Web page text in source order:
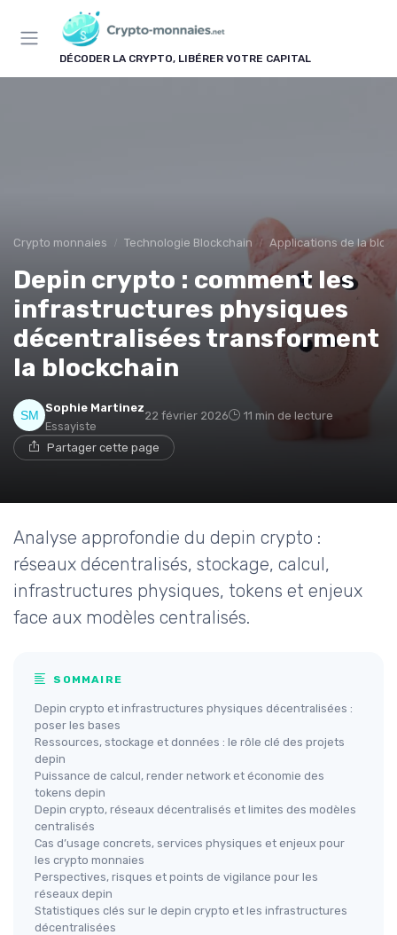
DÉCODER LA CRYPTO, LIBÉRER VOTRE CAPITAL
Crypto monnaies Technologie Blockchain Applications de la
Depin crypto : comment les
infrastructures physiques
décentralisées transforment
la blockchain
Sophie Martinez
Essayiste
22 février 2026 11 min de lecture
Partager cette page
Analyse approfondie du depin crypto :
réseaux décentralisés, stockage, calcul,
infrastructures physiques, tokens et enjeux
face aux modèles centralisés.
SOMMAIRE
Depin crypto et infrastructures physiques décentralisées :
poser les bases
Ressources, stockage et données : le rôle clé des projets
depin
Puissance de calcul, render network et économie des
tokens depin
Depin crypto, réseaux décentralisés et limites des modèles
centralisés
Cas d’usage concrets, services physiques et enjeux pour
les crypto monnaies
Perspectives, risques et points de vigilance pour les
réseaux depin
Statistiques clés sur le depin crypto et les infrastructures
décentralisées
Panneau de gestion des cookies